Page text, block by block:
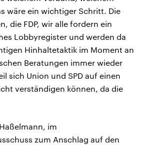
wäre ein wichtiger Schritt. Die
die FDP, wir alle fordern ein
Lobbyregister und werden da
Hinhaltetaktik im Moment an
Beratungen immer wieder
sich Union und SPD auf einen
verständigen können, da die
im
zum Anschlag auf den